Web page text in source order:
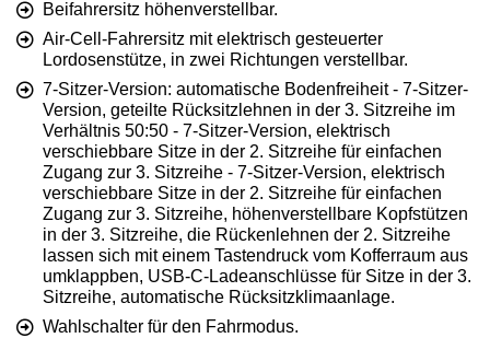
Beifahrersitz höhenverstellbar.
Air-Cell-Fahrersitz mit elektrisch gesteuerter
Lordosenstütze, in zwei Richtungen verstellbar.
7-Sitzer-Version: automatische Bodenfreiheit - 7-Sitzer-
Version, geteilte Rücksitzlehnen in der 3. Sitzreihe im
Verhältnis 50:50 - 7-Sitzer-Version, elektrisch
verschiebbare Sitze in der 2. Sitzreihe für einfachen
Zugang zur 3. Sitzreihe - 7-Sitzer-Version, elektrisch
verschiebbare Sitze in der 2. Sitzreihe für einfachen
Zugang zur 3. Sitzreihe, höhenverstellbare Kopfstützen
in der 3. Sitzreihe, die Rückenlehnen der 2. Sitzreihe
lassen sich mit einem Tastendruck vom Kofferraum aus
umklappben, USB-C-Ladeanschlüsse für Sitze in der 3.
Sitzreihe, automatische Rücksitzklimaanlage.
Wahlschalter für den Fahrmodus.